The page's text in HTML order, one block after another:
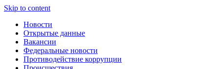
Skip to content
Новости
Открытые данные
Вакансии
Федеральные новости
Противодействие коррупции